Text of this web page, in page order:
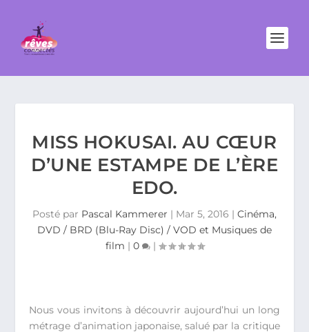
MISS HOKUSAI. AU CŒUR
D’UNE ESTAMPE DE L’ÈRE
EDO.
Posté par Pascal Kammerer | Mar 5, 2016 | Cinéma,
DVD / BRD (Blu-Ray Disc) / VOD et Musiques de
film | 0 |
Nous vous invitons à découvrir aujourd’hui un long
métrage d’animation japonaise, salué par la critique